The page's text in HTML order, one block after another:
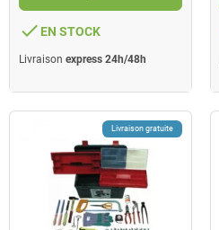
done EN STOCK
Livraison express 24h/48h
Livraison gratuite